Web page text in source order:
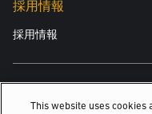
採用情報
採用情報
This website uses